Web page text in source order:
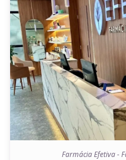
Farmácia Efetiva -